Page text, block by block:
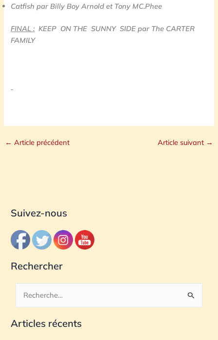
Catfish par Billy Boy Arnold et Tony MC.Phee
FINAL : KEEP ON THE SUNNY SIDE par The CARTER
FAMILY
← Article précédent Article suivant →
Suivez-nous
Rechercher
c
Articles récents